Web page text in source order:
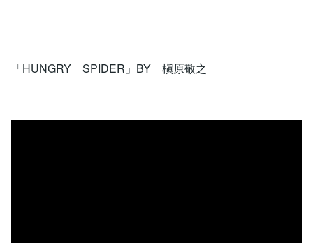
「HUNGRY SPIDER」BY 槇原敬之